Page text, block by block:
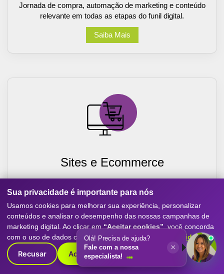
Jornada de compra, automação de marketing e conteúdo
relevante em todas as etapas do funil digital.
Saiba Mais
Sites e Ecommerce
experiência mobile-first, SEO e performance. Destaque
sua empresa com o melhor do marketing digital.
Saiba Mais
Sua privacidade é importante para nós
Usamos cookies para melhorar sua experiência, personalizar
conteúdos e analisar o desempenho das nossas campanhas de
marketing digital. Ao clicar em “Aceitar cookies” , você concorda
com o uso de dados conforme nossaPolítica de Privacidade.
Recusar Aceitar cookies
Olá! Precisa de ajuda?
Fale com a nossa
especialista!
×